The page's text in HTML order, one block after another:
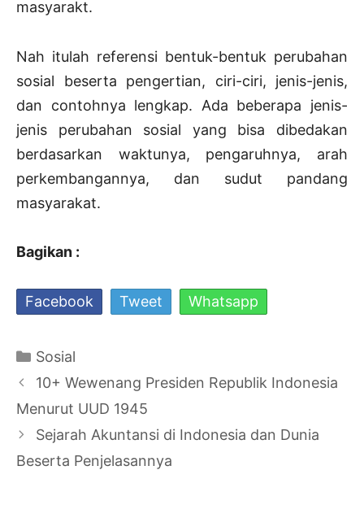
masyarakt.
Nah itulah referensi bentuk-bentuk perubahan
sosial beserta pengertian, ciri-ciri, jenis-jenis,
dan contohnya lengkap. Ada beberapa jenis-
jenis perubahan sosial yang bisa dibedakan
berdasarkan waktunya, pengaruhnya, arah
perkembangannya, dan sudut pandang
masyarakat.
Bagikan :
Facebook Tweet Whatsapp
Kategori
Sosial
Navigasi
Tulisan
10+ Wewenang Presiden Republik Indonesia
Menurut UUD 1945
Sejarah Akuntansi di Indonesia dan Dunia
Beserta Penjelasannya